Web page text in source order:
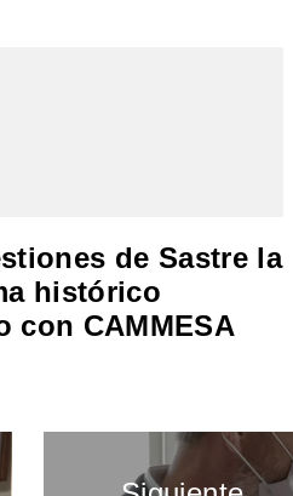
de Sastre la
histórico
con CAMMESA